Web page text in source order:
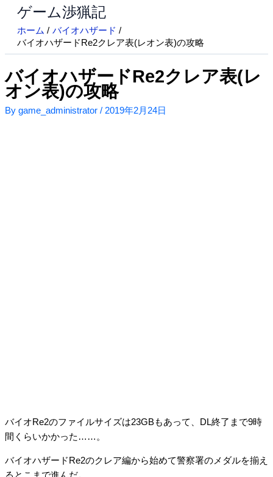
ス
キ
ッ
プ
ゲーム渉猟記
ホーム
バイオハザード
バイオハザードRe2クレア表(レオン表)の攻略
バイオハザードRe2クレア表(レ
オン表)の攻略
By game_administrator / 2019年2月24日
バイオRe2のファイルサイズは23GBもあって、DL終了まで9時
間くらいかかった……。
バイオハザードRe2のクレア編から始めて警察署のメダルを揃え